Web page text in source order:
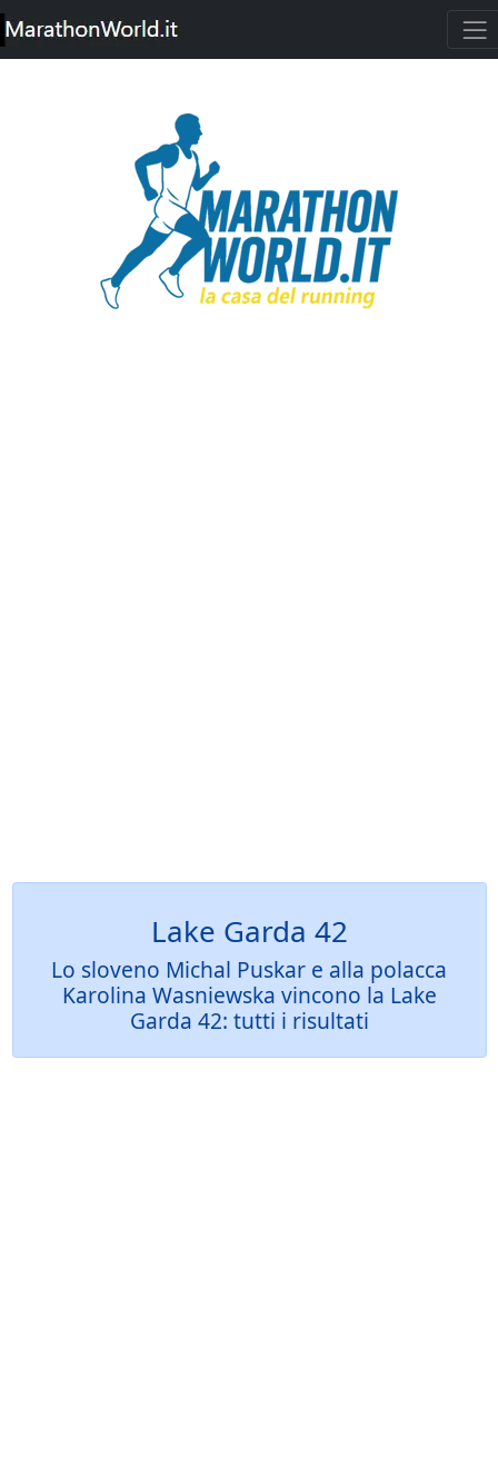
Lake Garda 42
Lo sloveno Michal Puskar e alla polacca
Karolina Wasniewska vincono la Lake
Garda 42: tutti i risultati